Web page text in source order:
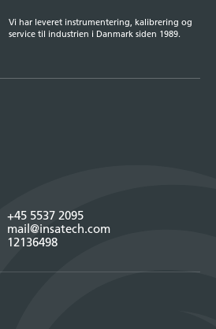
Vi har leveret instrumentering, kalibrering og
service til industrien i Danmark siden 1989.
+45 5537 2095
mail@insatech.com
12136498